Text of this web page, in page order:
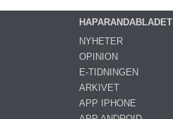
HAPARANDABLADET
NYHETER
OPINION
E-TIDNINGEN
ARKIVET
APP IPHONE